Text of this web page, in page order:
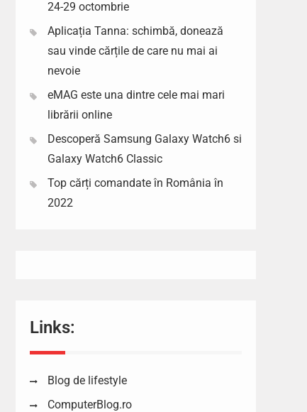
24-29 octombrie
Aplicația Tanna: schimbă, donează
sau vinde cărțile de care nu mai ai
nevoie
eMAG este una dintre cele mai mari
librării online
Descoperă Samsung Galaxy Watch6 si
Galaxy Watch6 Classic
Top cărți comandate în România în
2022
Links:
Blog de lifestyle
ComputerBlog.ro